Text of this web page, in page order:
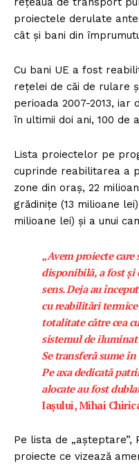
FREEDOM
PRESShub
Despre noi / Echipa
Proiecte editoriale
Contact
proiectele derulate
cât și bani din
Cu bani UE a fost
rețelei de căi de rulare
perioada 2007-2013, iar
în ultimii doi ani, 100 de
Lista proiectelor pe
cuprinde reabilitarea a
zone din oraș, 22
grădinițe (13 milioane
milioane lei) și a unui
„Avem proiecte care
disponibilă, a fost și
sens. Deja au
cu reabilitări
totalitate către cea
sistemul de iluminat
Se transferă sume în
Pe axa dedicată
alocate au fost
Iașului, Mihai
Pe lista de
proiecte ce vizează